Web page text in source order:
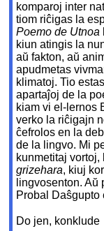
komparoj inter
tiom riĉigas la
Poemo de Utnoa
kiun atingis la
aŭ fakton, aŭ
apudmetas
klimatoj. Tio
apartaĵoj de la
kiam vi el-lernos
verko la riĉigajn
ĉefrolos en la
de la lingvo. Mi
kunmetitaj
grizehara, kiuj
lingvosenton.
Probal Daŝgupto
Do jen, konklude